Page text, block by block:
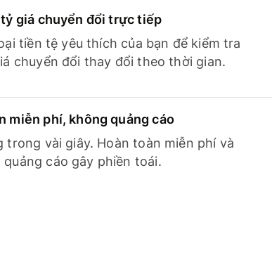
giá chuyển đổi trực tiếp
tiền tệ yêu thích của bạn để kiểm tra
chuyển đổi thay đổi theo thời gian.
miễn phí, không quảng cáo
trong vài giây. Hoàn toàn miễn phí và
quảng cáo gây phiền toái.